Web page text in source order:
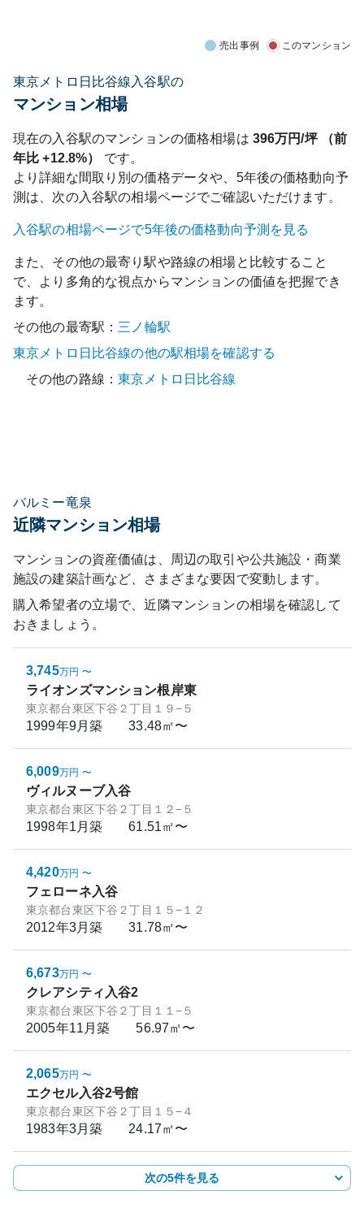
売出事例 このマンション
東京メトロ日比谷線入谷駅の
マンション相場
現在の入谷駅のマンションの価格相場は 396万円/坪 （前
年比+12.8%）
です。
より詳細な間取り別の価格データや、5年後の価格動向予
測は、次の入谷駅の相場ページでご確認いただけます。
入谷駅の相場ページで5年後の価格動向予測を見る
また、その他の最寄り駅や路線の相場と比較すること
で、より多角的な視点からマンションの価値を把握でき
ます。
その他の最寄駅： 三ノ輪駅
東京メトロ日比谷線の他の駅相場を確認する
その他の路線：東京メトロ日比谷線
バルミー竜泉
近隣マンション相場
マンションの資産価値は、周辺の取引や公共施設・商業
施設の建築計画など、さまざまな要因で変動します。
購入希望者の立場で、近隣マンションの相場を確認して
おきましょう。
3,745万円 〜
ライオンズマンション根岸東
東京都台東区下谷２丁目１９−５
1999年9月築 33.48㎡〜
6,009万円 〜
ヴィルヌーブ入谷
東京都台東区下谷２丁目１２−５
1998年1月築 61.51㎡〜
4,420万円 〜
フェローネ入谷
東京都台東区下谷２丁目１５−１２
2012年3月築 31.78㎡〜
6,673万円 〜
クレアシティ入谷2
東京都台東区下谷２丁目１１−５
2005年11月築 56.97㎡〜
2,065万円 〜
エクセル入谷2号館
東京都台東区下谷２丁目１５−４
1983年3月築 24.17㎡〜
次の5件を見る